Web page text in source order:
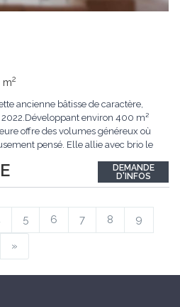
m2
ancienne bâtisse de caractère,
environ 400 m²
offre des volumes généreux où
pensé. Elle allie avec brio le
harmonieuse et fonctionnelle a
DEMANDE
D'INFOS
5 6 7 8 9
»